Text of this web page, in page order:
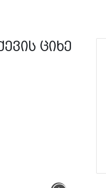
ციხე